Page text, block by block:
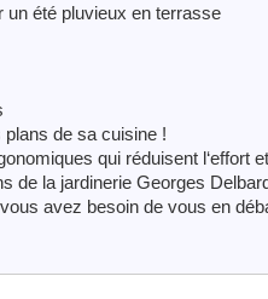
un été pluvieux en terrasse
de sa cuisine !
qui réduisent l‘effort
de la jardinerie Georges
avez besoin de vous en